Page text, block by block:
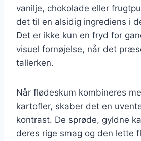
vanilje, chokolade eller
det til en alsidig ingrediens i
Det er ikke kun en fryd for
visuel fornøjelse, når det
tallerken.
Når flødeskum kombineres
kartofler, skaber det en
kontrast. De sprøde, gyldne
deres rige smag og den lette